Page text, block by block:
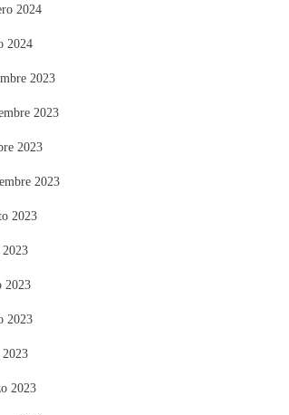
2024
2024
2023
2023
2023
2023
2023
2023
2023
2023